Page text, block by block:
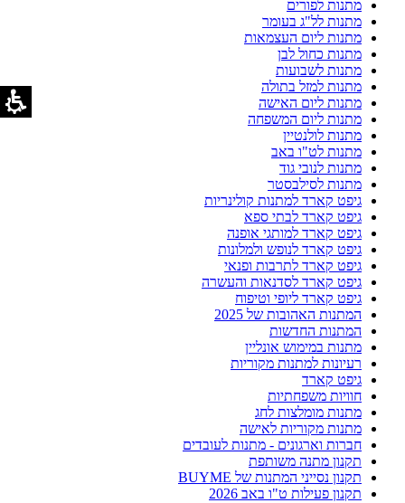
מתנות לפורים
מתנות לל"ג בעומר
מתנות ליום העצמאות
מתנות כחול לבן
מתנות לשבועות
מתנות למזל בתולה
מתנות ליום האישה
מתנות ליום המשפחה
מתנות לולנטיין
מתנות לט"ו באב
מתנות לנובי גוד
מתנות לסילבסטר
גיפט קארד למתנות קולינריות
גיפט קארד לבתי ספא
גיפט קארד למותגי אופנה
גיפט קארד לנופש ולמלונות
גיפט קארד לתרבות ופנאי
גיפט קארד לסדנאות והעשרה
גיפט קארד ליופי וטיפוח
המתנות האהובות של 2025
המתנות החדשות
מתנות במימוש אונליין
רעיונות למתנות מקוריות
גיפט קארד
חוויות משפחתיות
מתנות מומלצות לחג
מתנות מקוריות לאישה
חברות וארגונים - מתנות לעובדים
תקנון מתנה משותפת
תקנון נסייני המתנות של BUYME
תקנון פעילות ט"ו באב 2026